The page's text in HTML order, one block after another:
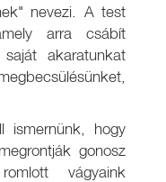
nevezi. A test
arra csábít
akaratunkat
ismernünk, hogy
gonosz
vágyaink